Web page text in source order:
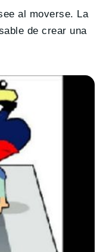
al moverse. La
de crear una